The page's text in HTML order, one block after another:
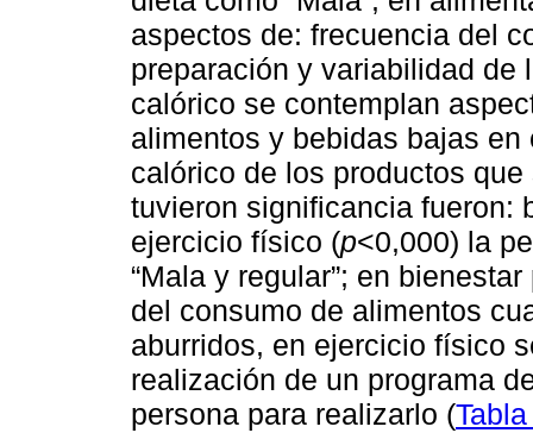
aspectos de: frecuencia del
preparación y variabilidad de
calórico se contemplan
alimentos y bebidas bajas
calórico de los productos
tuvieron significancia fueron:
ejercicio físico (p<0,000) la
“Mala y regular”; en
del consumo de alimentos
aburridos, en ejercicio físico
realización de un programa
persona para realizarlo (